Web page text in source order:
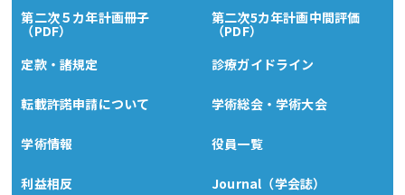
第二次５カ年計画冊子
（PDF）
第二次5カ年計画中間評価
（PDF）
定款・諸規定
診療ガイドライン
転載許諾申請について 学術総会・学術大会
学術情報 役員一覧
利益相反 Journal（学会誌）